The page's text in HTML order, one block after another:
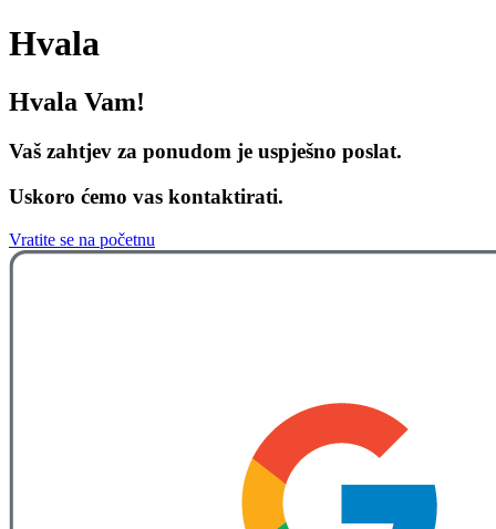
Hvala
Hvala Vam!
Vaš zahtjev za ponudom je uspješno poslat.
Uskoro ćemo vas kontaktirati.
Vratite se na početnu